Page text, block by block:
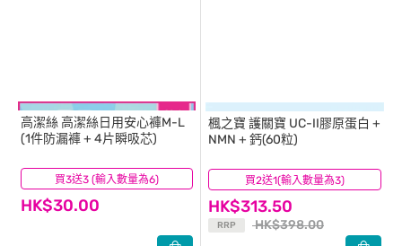
買3送3 (輸入數量為6)
高潔絲高潔絲日用安心褲M-L
(1件防漏褲 + 4片瞬吸芯)
HK$30.00
(14) 買2送1(輸入數量為3)
楓之寶 護關寶 UC-II膠原蛋白 +
NMN + 鈣(60粒)
HK$313.50
RRP HK$398.00
(61)